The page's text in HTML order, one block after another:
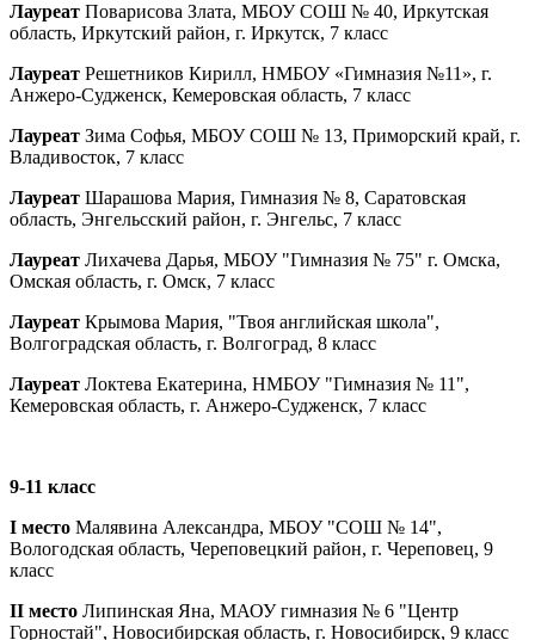
Лауреат Поварисова Злата, МБОУ СОШ № 40, Иркутская
область, Иркутский район, г. Иркутск, 7 класс
Лауреат Решетников Кирилл, НМБОУ «Гимназия №11», г.
Анжеро-Судженск, Кемеровская область, 7 класс
Лауреат Зима Софья, МБОУ СОШ № 13, Приморский край, г.
Владивосток, 7 класс
Лауреат Шарашова Мария, Гимназия № 8, Саратовская
область, Энгельсский район, г. Энгельс, 7 класс
Лауреат Лихачева Дарья, МБОУ "Гимназия № 75" г. Омска,
Омская область, г. Омск, 7 класс
Лауреат Крымова Мария, "Твоя английская школа",
Волгоградская область, г. Волгоград, 8 класс
Лауреат Локтева Екатерина, НМБОУ "Гимназия № 11",
Кемеровская область, г. Анжеро-Судженск, 7 класс
9-11 класс
I место Малявина Александра, МБОУ "СОШ № 14",
Вологодская область, Череповецкий район, г. Череповец, 9
класс
II место Липинская Яна, МАОУ гимназия № 6 "Центр
Горностай", Новосибирская область, г. Новосибирск, 9 класс